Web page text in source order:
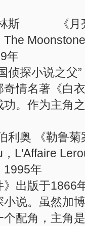
柯林斯 《月
The
年
侦探小说之父
情名著《白
。作为主角
利奥 《勒鲁
，L'Affaire
1995年
出版于1866
说。虽然加
配角，主角